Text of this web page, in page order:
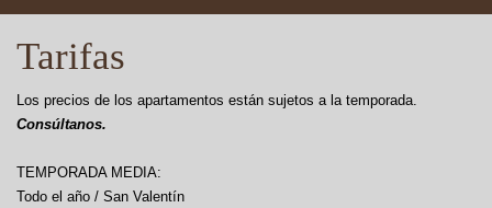
Tarifas
Los precios de los apartamentos están sujetos a la temporada.
Consúltanos.
TEMPORADA MEDIA:
Todo el año / San Valentín